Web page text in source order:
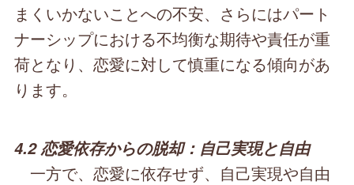
まくいかないことへの不安、さらにはパート
ナーシップにおける不均衡な期待や責任が重
荷となり、恋愛に対して慎重になる傾向があ
ります。
4.2 恋愛依存からの脱却：自己実現と自由
一方で、恋愛に依存せず、自己実現や自由